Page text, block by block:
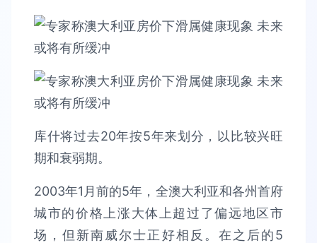
库什将过去20年按5年来划分，以比较兴旺
期和衰弱期。
2003年1月前的5年，全澳大利亚和各州首府
城市的价格上涨大体上超过了偏远地区市
场，但新南威尔士正好相反。在之后的5